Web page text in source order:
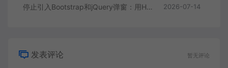
停止引入Bootstrap和jQuery弹窗：用HTML原生dialog和Popover重构交互层 2026-07-14
发表评论 暂无评论